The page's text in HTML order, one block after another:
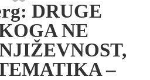
DRUGE
NE
–